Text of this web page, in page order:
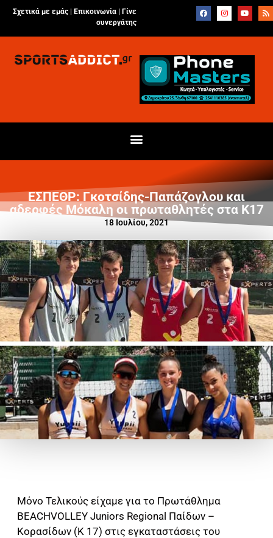
Σχετικά με εμάς | Επικοινωνία
Γίνε
συνεργάτης
ΕΣΠΕΘΡ: Γκοτσίδης-Παπάζογλου και
αδερφές Μόκαλη οι πρωταθλητές στα Κ17
18 Ιουλίου, 2021
Μόνο Τελικούς είχαμε για το Πρωτάθλημα
BEACHVOLLEY Juniors Regional Παίδων –
Κορασίδων (Κ 17) στις εγκαταστάσεις του